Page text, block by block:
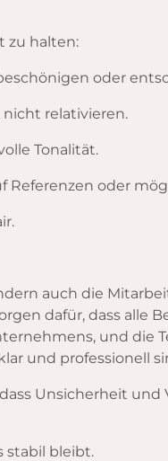
zu halten:
oder
relativieren.
Tonalität.
Referenzen oder
auch die
dafür, dass alle
und die
und professionell
Unsicherheit
stabil bleibt.